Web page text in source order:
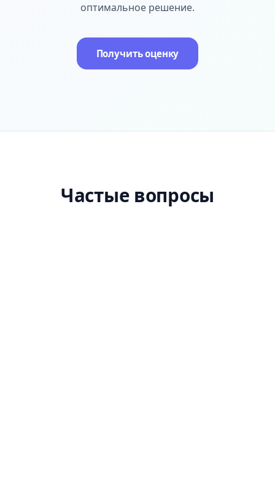
оптимальное решение.
Получить оценку
Частые вопросы